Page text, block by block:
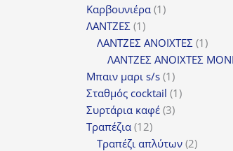
προϊόντα
Καρβουνιέρα 11
ΛΑΝΤΖΕΣ 11
προϊόν
ΛΑΝΤΖΕΣ ΑΝΟΙΧΤΕΣ 11
ΛΑΝΤΖΕΣ ΑΝΟΙΧΤΕΣ
Μπαιν μαρι s/s 11
προϊόν
Σταθμός cocktail 11
Συρτάρια καφέ 33
Τραπέζια 1212
προϊόντα
Τραπέζι απλύτων 22